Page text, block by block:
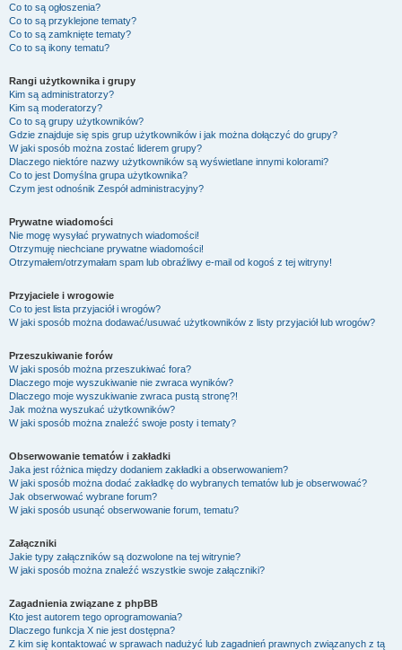
Co to są ogłoszenia?
Co to są przyklejone tematy?
Co to są zamknięte tematy?
Co to są ikony tematu?
Rangi użytkownika i grupy
Kim są administratorzy?
Kim są moderatorzy?
Co to są grupy użytkowników?
Gdzie znajduje się spis grup użytkowników i jak można dołączyć do grupy?
W jaki sposób można zostać liderem grupy?
Dlaczego niektóre nazwy użytkowników są wyświetlane innymi kolorami?
Co to jest Domyślna grupa użytkownika?
Czym jest odnośnik Zespół administracyjny?
Prywatne wiadomości
Nie mogę wysyłać prywatnych wiadomości!
Otrzymuję niechciane prywatne wiadomości!
Otrzymałem/otrzymałam spam lub obraźliwy e-mail od kogoś z tej witryny!
Przyjaciele i wrogowie
Co to jest lista przyjaciół i wrogów?
W jaki sposób można dodawać/usuwać użytkowników z listy przyjaciół lub wrogów?
Przeszukiwanie forów
W jaki sposób można przeszukiwać fora?
Dlaczego moje wyszukiwanie nie zwraca wyników?
Dlaczego moje wyszukiwanie zwraca pustą stronę?!
Jak można wyszukać użytkowników?
W jaki sposób można znaleźć swoje posty i tematy?
Obserwowanie tematów i zakładki
Jaka jest różnica między dodaniem zakładki a obserwowaniem?
W jaki sposób można dodać zakładkę do wybranych tematów lub je obserwować?
Jak obserwować wybrane forum?
W jaki sposób usunąć obserwowanie forum, tematu?
Załączniki
Jakie typy załączników są dozwolone na tej witrynie?
W jaki sposób można znaleźć wszystkie swoje załączniki?
Zagadnienia związane z phpBB
Kto jest autorem tego oprogramowania?
Dlaczego funkcja X nie jest dostępna?
Z kim się kontaktować w sprawach nadużyć lub zagadnień prawnych związanych z tą